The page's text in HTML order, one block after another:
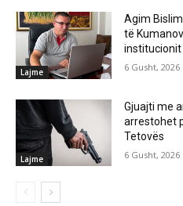
Lajme
Agim
të
institucionit
6 Gusht, 2026
Lajme
Gjuajti me
arrestohet
Tetovës
6 Gusht, 2026